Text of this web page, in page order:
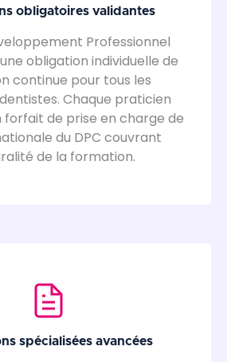
obligatoires validantes
Professionnel
obligation individuelle de
continue pour tous les
Chaque praticien
forfait de prise en charge de
du DPC couvrant
de la formation.
spécialisées avancées